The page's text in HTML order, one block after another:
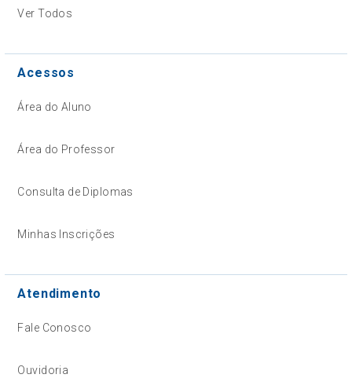
Ver Todos
Acessos
Área do Aluno
Área do Professor
Consulta de Diplomas
Minhas Inscrições
Atendimento
Fale Conosco
Ouvidoria